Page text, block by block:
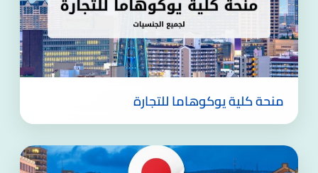
منحة كلية يوكوهاما للتجارة